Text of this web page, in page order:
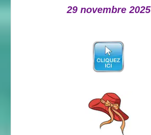
29 novembre 2025